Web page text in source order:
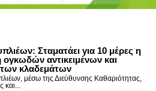
Σταματάει για 10 μέρες η
αντικειμένων και
κλαδεμάτων
μέσω της Διεύθυνσης Καθαριότητας,
και...